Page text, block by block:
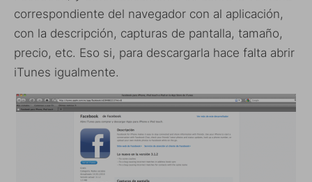
correspondiente del navegador con al aplicación,
con la descripción, capturas de pantalla, tamaño,
precio, etc. Eso si, para descargarla hace falta abrir
iTunes igualmente.